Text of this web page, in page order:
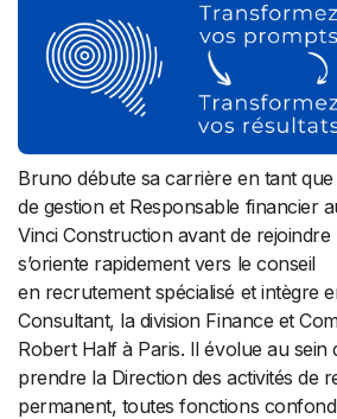
Bruno débute sa carrière en tant
de gestion et Responsable financier
Vinci Construction avant de rejoindre
s’oriente rapidement vers le conseil
en recrutement spécialisé et intègre
Consultant, la division Finance et
Robert Half à Paris. Il évolue au sein
prendre la Direction des activités de
permanent, toutes fonctions